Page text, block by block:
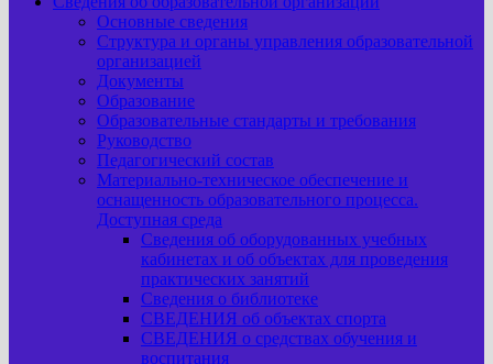
Основные сведения
Структура и органы управления образовательной
организацией
Документы
Образование
Образовательные стандарты и требования
Руководство
Педагогический состав
Материально-техническое обеспечение и
оснащенность образовательного процесса.
Доступная среда
Сведения об оборудованных учебных
кабинетах и об объектах для проведения
практических занятий
Сведения о библиотеке
СВЕДЕНИЯ об объектах спорта
СВЕДЕНИЯ о средствах обучения и
воспитания